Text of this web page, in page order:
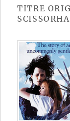
TITRE